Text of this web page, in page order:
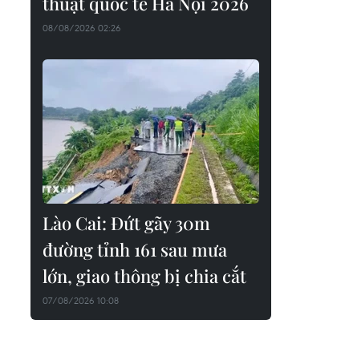
08/08/2026 02:26
Lào Cai: Đứt gãy 30m
đường tỉnh 161 sau mưa
lớn, giao thông bị chia cắt
07/08/2026 10:08